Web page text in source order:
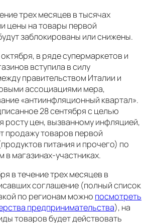
трех месяцев в тысячах
цены на товары первой
заблокированы или снижены.
в ряде супермаркетов и
вступила в силу
правительством Италии и
ассоциациями мера,
«антиинфляционный квартал».
28 сентября с целью
росту цен, вызванному инфляцией,
продажу товаров первой
питания и прочего) по
магазинах-участниках.
в течение трех месяцев в
соглашение (полный список
по регионам можно посмотреть
предпринимательства), на
товаров будет действовать